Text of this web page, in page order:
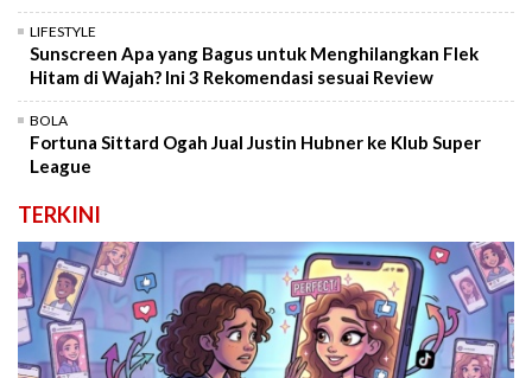
LIFESTYLE
Sunscreen Apa yang Bagus untuk Menghilangkan Flek
Hitam di Wajah? Ini 3 Rekomendasi sesuai Review
BOLA
Fortuna Sittard Ogah Jual Justin Hubner ke Klub Super
League
TERKINI